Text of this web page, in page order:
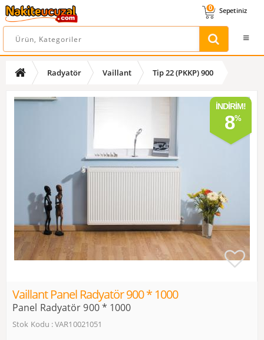
0 Sepetiniz
Radyatör Vaillant Tip 22 (PKKP) 900
Vaillant Panel Radyatör 900 * 1000
Panel Radyatör 900 * 1000
Stok Kodu : VAR10021051
İNDIRIM!
8